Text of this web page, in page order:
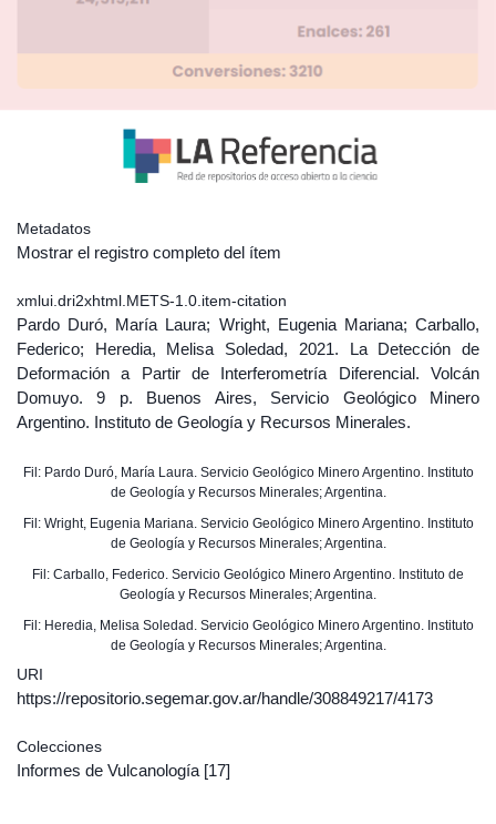
Metadatos
Mostrar el registro completo del ítem
xmlui.dri2xhtml.METS-1.0.item-citation
Pardo Duró, María Laura; Wright, Eugenia Mariana; Carballo,
Federico; Heredia, Melisa Soledad, 2021. La Detección de
Deformación a Partir de Interferometría Diferencial. Volcán
Domuyo. 9 p. Buenos Aires, Servicio Geológico Minero
Argentino. Instituto de Geología y Recursos Minerales.
Fil: Pardo Duró, María Laura. Servicio Geológico Minero Argentino. Instituto
de Geología y Recursos Minerales; Argentina.
Fil: Wright, Eugenia Mariana. Servicio Geológico Minero Argentino. Instituto
de Geología y Recursos Minerales; Argentina.
Fil: Carballo, Federico. Servicio Geológico Minero Argentino. Instituto de
Geología y Recursos Minerales; Argentina.
Fil: Heredia, Melisa Soledad. Servicio Geológico Minero Argentino. Instituto
de Geología y Recursos Minerales; Argentina.
URI
https://repositorio.segemar.gov.ar/handle/308849217/4173
Colecciones
Informes de Vulcanología [17]